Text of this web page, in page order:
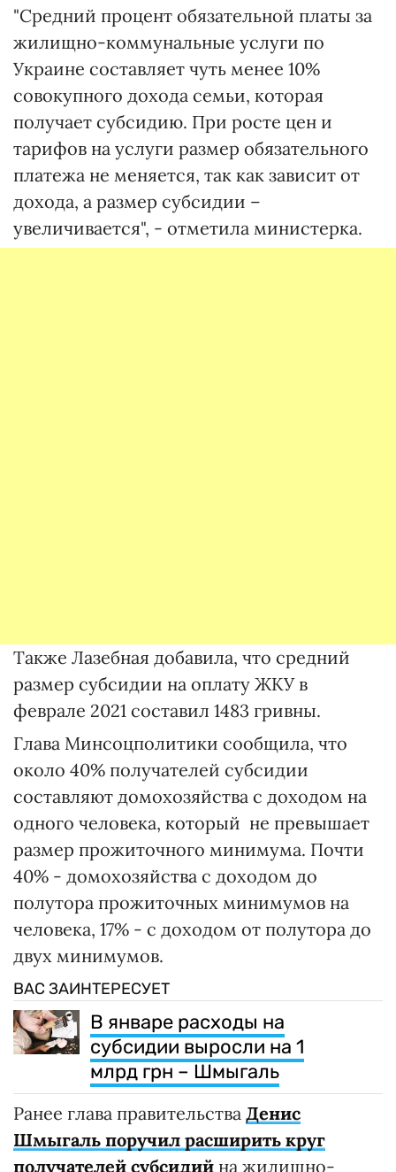
"Средний процент обязательной платы за
жилищно-коммунальные услуги по
Украине составляет чуть менее 10%
совокупного дохода семьи, которая
получает субсидию. При росте цен и
тарифов на услуги размер обязательного
платежа не меняется, так как зависит от
дохода, а размер субсидии –
увеличивается", - отметила министерка.
Также Лазебная добавила, что средний
размер субсидии на оплату ЖКУ в
феврале 2021 составил 1483 гривны.
Глава Минсоцполитики сообщила, что
около 40% получателей субсидии
составляют домохозяйства с доходом на
одного человека, который не превышает
размер прожиточного минимума. Почти
40% - домохозяйства с доходом до
полутора прожиточных минимумов на
человека, 17% - с доходом от полутора до
двух минимумов.
ВАС ЗАИНТЕРЕСУЕТ
В январе расходы на
субсидии выросли на 1
млрд грн – Шмыгаль
Ранее глава правительства Денис
Шмыгаль поручил расширить круг
получателей субсидий на жилищно-